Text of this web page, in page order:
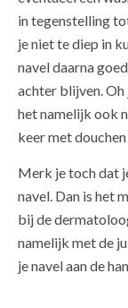
in tegenstelling
je niet te diep in
navel daarna
achter blijven. Oh
het namelijk ook
keer met
Merk je toch dat
navel. Dan is het
bij de
namelijk met de
je navel aan de